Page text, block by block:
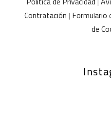
Contratación | Formulario
de